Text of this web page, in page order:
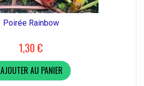
Poirée Rainbow
1,30 €
AJOUTER AU PANIER